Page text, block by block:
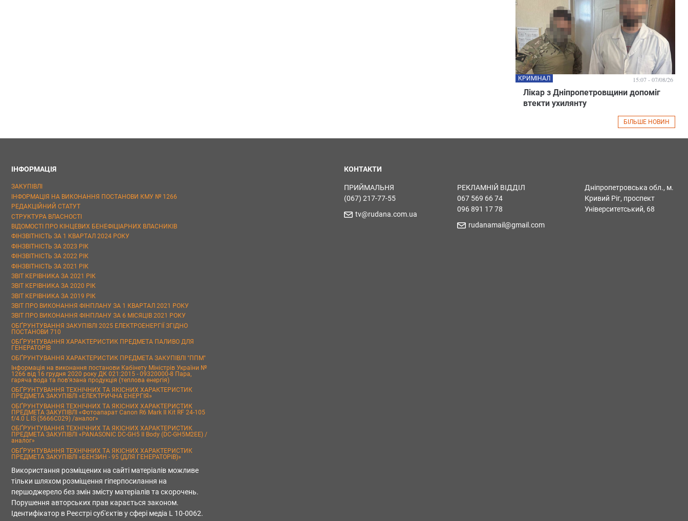
Лікар з Дніпропетровщини допоміг
втекти ухилянту
КРИМІНАЛ 15:07 - 07/08/26
БІЛЬШЕ НОВИН
ІНФОРМАЦІЯ
ЗАКУПІВЛІ
ІНФОРМАЦІЯ НА ВИКОНАННЯ ПОСТАНОВИ КМУ № 1266
РЕДАКЦІЙНИЙ СТАТУТ
СТРУКТУРА ВЛАСНОСТІ
ВІДОМОСТІ ПРО КІНЦЕВИХ БЕНЕФІЦІАРНИХ ВЛАСНИКІВ
ФІНЗВІТНІСТЬ ЗА 1 КВАРТАЛ 2024 РОКУ
ФІНЗВІТНІСТЬ ЗА 2023 РІК
ФІНЗВІТНІСТЬ ЗА 2022 РІК
ФІНЗВІТНІСТЬ ЗА 2021 РІК
ЗВІТ КЕРІВНИКА ЗА 2021 РІК
ЗВІТ КЕРІВНИКА ЗА 2020 РІК
ЗВІТ КЕРІВНИКА ЗА 2019 РІК
ЗВІТ ПРО ВИКОНАННЯ ФІНПЛАНУ ЗА 1 КВАРТАЛ 2021 РОКУ
ЗВІТ ПРО ВИКОНАННЯ ФІНПЛАНУ ЗА 6 МІСЯЦІВ 2021 РОКУ
ОБҐРУНТУВАННЯ ЗАКУПІВЛІ 2025 ЕЛЕКТРОЕНЕРГІЇ ЗГІДНО
ПОСТАНОВИ 710
ОБҐРУНТУВАННЯ ХАРАКТЕРИСТИК ПРЕДМЕТА ПАЛИВО ДЛЯ
ГЕНЕРАТОРІВ
ОБҐРУНТУВАННЯ ХАРАКТЕРИСТИК ПРЕДМЕТА ЗАКУПІВЛІ "ППМ"
Інформація на виконання постанови Кабінету Міністрів України №
1266 від 16 грудня 2020 року ДК 021:2015 - 09320000-8 Пара,
гаряча вода та пов’язана продукція (теплова енергія)
ОБҐРУНТУВАННЯ ТЕХНІЧНИХ ТА ЯКІСНИХ ХАРАКТЕРИСТИК
ПРЕДМЕТА ЗАКУПІВЛІ «ЕЛЕКТРИЧНА ЕНЕРГІЯ»
ОБҐРУНТУВАННЯ ТЕХНІЧНИХ ТА ЯКІСНИХ ХАРАКТЕРИСТИК
ПРЕДМЕТА ЗАКУПІВЛІ «Фотоапарат Canon R6 Mark II Kit RF 24-105
f/4.0 L IS (5666C029) /аналог»
ОБҐРУНТУВАННЯ ТЕХНІЧНИХ ТА ЯКІСНИХ ХАРАКТЕРИСТИК
ПРЕДМЕТА ЗАКУПІВЛІ «PANASONIC DC-GH5 II Body (DC-GH5M2EE) /
аналог»
ОБҐРУНТУВАННЯ ТЕХНІЧНИХ ТА ЯКІСНИХ ХАРАКТЕРИСТИК
ПРЕДМЕТА ЗАКУПІВЛІ «БЕНЗИН - 95 (ДЛЯ ГЕНЕРАТОРІВ)»
Використання розміщених на сайті матеріалів можливе
тільки шляхом розміщення гіперпосилання на
першоджерело без змін змісту матеріалів та скорочень.
Порушення авторських прав карається законом.
Ідентифікатор в Реєстрі суб'єктів у сфері медіа L 10-0062.
КОНТАКТИ
ПРИЙМАЛЬНЯ
(067) 217-77-55
tv@rudana.com.ua
РЕКЛАМНІЙ ВІДДІЛ
067 569 66 74
096 891 17 78
rudanamail@gmail.com
Дніпропетровська обл., м.
Кривий Ріг, проспект
Університетський, 68